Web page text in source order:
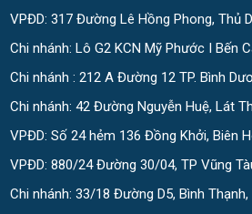
VPĐD: 317 Đường Lê Hồng Phong, Thủ
Chi nhánh: Lô G2 KCN Mỹ Phước I Bến
Chi nhánh : 212 A Đường 12 TP. Bình
Chi nhánh: 42 Đường Nguyễn Huệ, Lát
VPĐD: Số 24 hẻm 136 Đồng Khởi, Biên
VPĐD: 880/24 Đường 30/04, TP Vũng
Chi nhánh: 33/18 Đường D5, Bình Thạnh,